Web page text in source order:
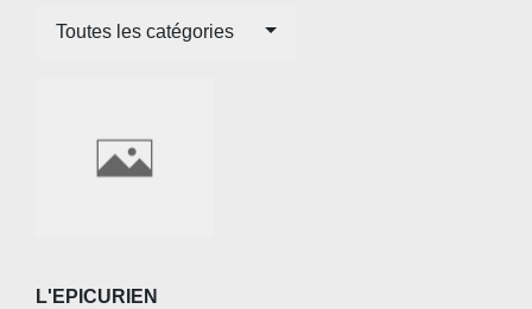
Toutes les catégories
L'EPICURIEN